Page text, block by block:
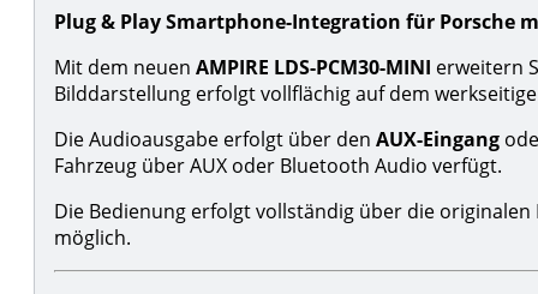
Plug & Play Smartphone-Integration für Porsche
Mit dem neuen AMPIRE LDS-PCM30-MINI erweitern
Bilddarstellung erfolgt vollflächig auf dem
Die Audioausgabe erfolgt über den AUX-Eingang
Fahrzeug über AUX oder Bluetooth Audio verfügt.
Die Bedienung erfolgt vollständig über die
möglich.